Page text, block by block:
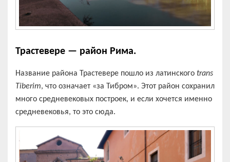
Трастевере — район Рима.
Название района Трастевере пошло из латинского trans
Tiberim, что означает «за Тибром». Этот район сохранил
много средневековых построек, и если хочется именно
средневековья, то это сюда.